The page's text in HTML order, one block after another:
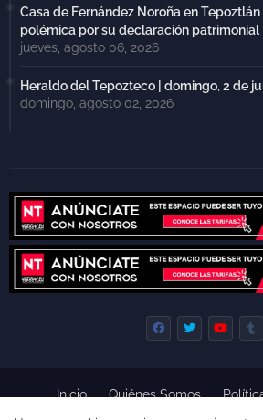
Casa de Fernández Noroña en
polémica por su declaración patrimonial
jueves, agosto 06, 2026
Heraldo del Tepozteco | domingo, 2 de
domingo, agosto 02, 2026
Inicio Quiénes Somos
Derecho de Réplica
Términos y